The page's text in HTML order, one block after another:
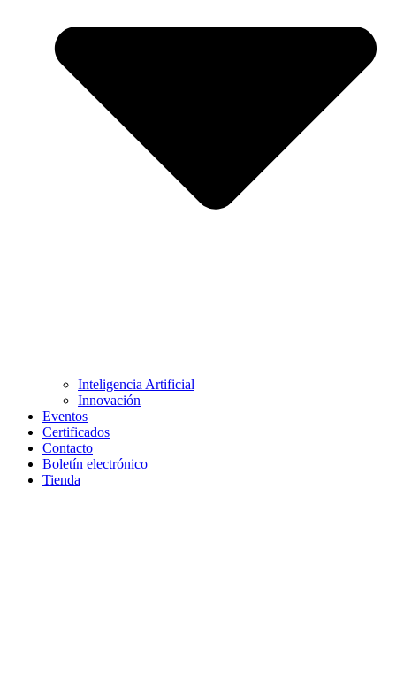
Inteligencia Artificial
Innovación
Eventos
Certificados
Contacto
Boletín electrónico
Tienda